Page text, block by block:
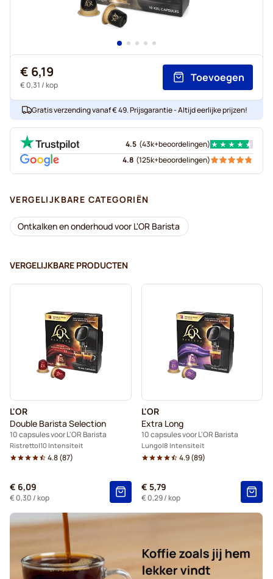
€ 6,19
€ 0,31 / kop
Toevoegen
Gratis verzending vanaf € 49. Prijsgarantie - Altijd eerlijke prijzen!
4.5 (43k+beoordelingen)
4.8 (125k+beoordelingen)
VERGELIJKBARE CATEGORIËN
Ontkalken en onderhoud voor L'OR Barista
VERGELIJKBARE PRODUCTEN
L'OR
Double Barista Selection
10 capsules voor L'OR Barista
Ristretto 10 Intensiteit
4.8(87)
€ 6,09
€ 0,30 / kop
L'OR
Extra Long
10 capsules voor L'OR Barista
Lungo 8 Intensiteit
4.9(89)
€ 5,79
€ 0,29/ kop